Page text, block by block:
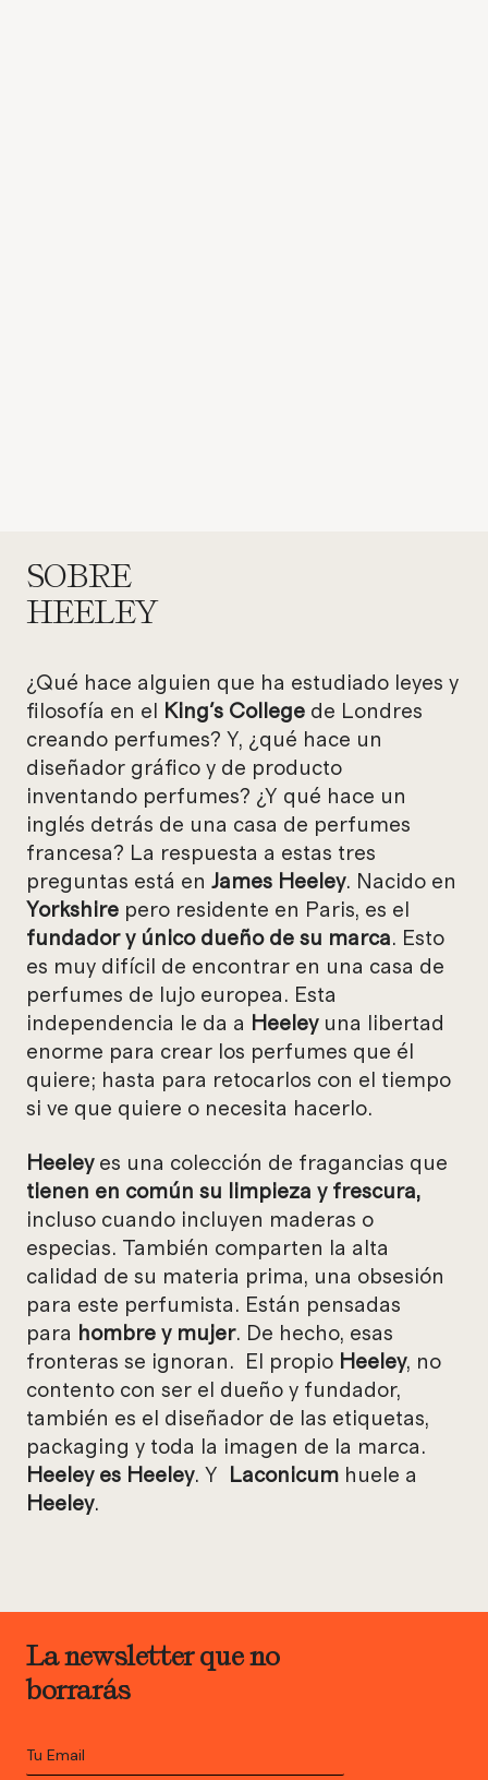
SOBRE
HEELEY
¿Qué hace alguien que ha estudiado leyes y
filosofía en el
King's College de Londres
creando perfumes? Y, ¿qué hace un
diseñador gráfico y de producto
inventando perfumes? ¿Y qué hace un
inglés detrás de una casa de perfumes
francesa? La respuesta a estas tres
preguntas está en James Heeley. Nacido en
Yorkshire pero residente en Paris, es el
fundador y único dueño de su marca. Esto
es muy difícil de encontrar en una casa de
perfumes de lujo europea. Esta
independencia le da a Heeleyuna libertad
enorme para crear los perfumes que él
quiere; hasta para retocarlos con el tiempo
si ve que quiere o necesita hacerlo.
Heeleyes una colección de fragancias que
tienen en común su limpieza y frescura,
incluso cuando incluyen maderas o
especias. También comparten la alta
calidad de su materia prima, una obsesión
para este perfumista. Están pensadas
para hombre y mujer. De hecho, esas
fronteras se ignoran. El propio Heeley, no
contento con ser el dueño y fundador,
también es el diseñador de las etiquetas,
packaging y toda la imagen de la marca.
Heeley es Heeley. Y Laconicum huele a
Heeley.
La newsletter que no
borrarás